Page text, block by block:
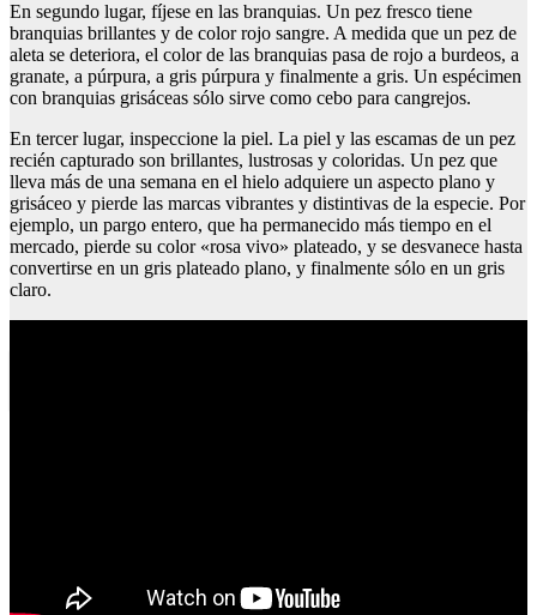
En segundo lugar, fíjese en las branquias. Un pez fresco tiene
branquias brillantes y de color rojo sangre. A medida que un pez de
aleta se deteriora, el color de las branquias pasa de rojo a burdeos, a
granate, a púrpura, a gris púrpura y finalmente a gris. Un espécimen
con branquias grisáceas sólo sirve como cebo para cangrejos.
En tercer lugar, inspeccione la piel. La piel y las escamas de un pez
recién capturado son brillantes, lustrosas y coloridas. Un pez que
lleva más de una semana en el hielo adquiere un aspecto plano y
grisáceo y pierde las marcas vibrantes y distintivas de la especie. Por
ejemplo, un pargo entero, que ha permanecido más tiempo en el
mercado, pierde su color «rosa vivo» plateado, y se desvanece hasta
convertirse en un gris plateado plano, y finalmente sólo en un gris
claro.